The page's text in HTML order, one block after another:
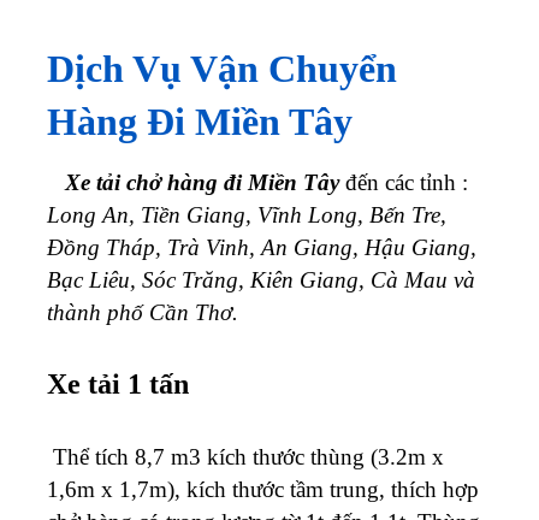
Dịch Vụ Vận Chuyển
Hàng Đi Miền Tây
Xe tải chở hàng đi Miền Tâyđến các tỉnh :
Long An, Tiền Giang, Vĩnh Long, Bến Tre,
Đồng Tháp, Trà Vinh, An Giang, Hậu Giang,
Bạc Liêu, Sóc Trăng, Kiên Giang, Cà Mau và
thành phố Cần Thơ.
Xe tải 1 tấn
Thể tích 8,7 m3 kích thước thùng (3.2m x
1,6m x 1,7m), kích thước tầm trung, thích hợp